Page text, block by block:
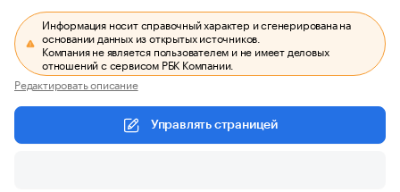
Информация носит справочный характер и сгенерирована на
основании данных из открытых источников.
Компания не является пользователем и не имеет деловых
отношений с сервисом РБК Компании.
Редактировать описание
Управлять страницей